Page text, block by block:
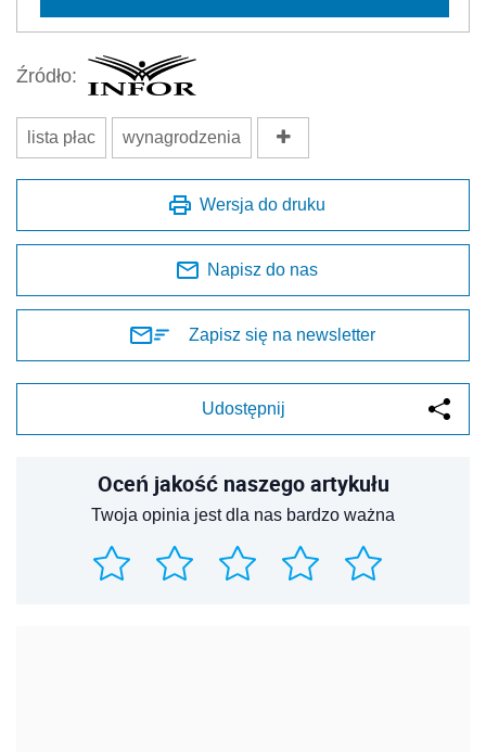
Źródło:
lista płac wynagrodzenia
Wersja do druku
Napisz do nas
Zapisz się na newsletter
Udostępnij
Oceń jakość naszego artykułu
Twoja opinia jest dla nas bardzo ważna